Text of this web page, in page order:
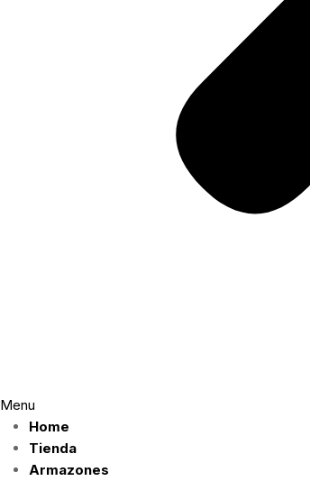
Menu
Home
Tienda
Armazones